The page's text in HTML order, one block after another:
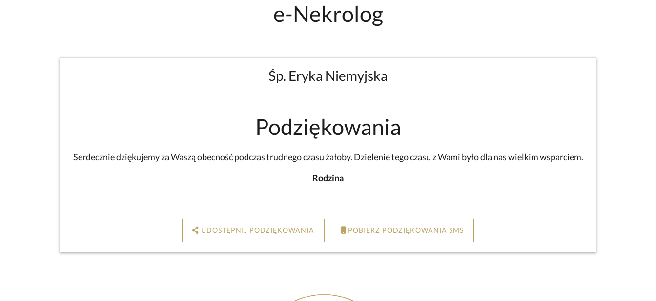
e-Nekrolog
Śp. Eryka Niemyjska
Podziękowania
Serdecznie dziękujemy za Waszą obecność podczas trudnego czasu żałoby. Dzielenie tego czasu z Wami było dla nas wielkim wsparciem.
Rodzina
UDOSTĘPNIJ PODZIĘKOWANIA POBIERZ PODZIĘKOWANIA SMS